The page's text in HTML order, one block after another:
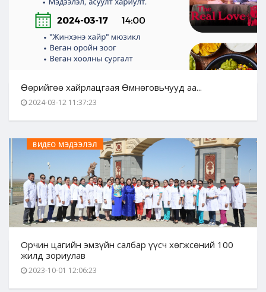
Өөрийгөө хайрлацгаая Өмнөговьчууд аа...
2024-03-12 11:37:23
ВИДЕО МЭДЭЭЛЭЛ
Орчин цагийн эмзүйн салбар үүсч хөгжсөний 100
жилд зориулав
2023-10-01 12:06:23